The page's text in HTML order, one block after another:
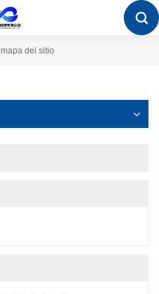
mapa del sitio